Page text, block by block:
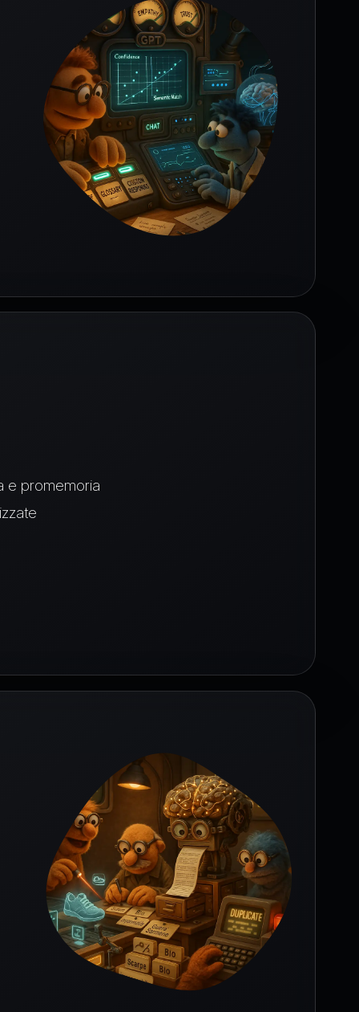
e promemoria